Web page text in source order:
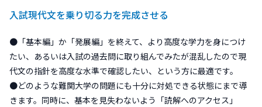
入試現代文を乗り切る力を完成させる
●「基本編」か「発展編」を終えて、より高度な学力を身につけ
たい、あるいは入試の過去問に取り組んでみたが混乱したので現
代文の指針を高度な水準で確認したい、という方に最適です。
●どのような難関大学の問題にも十分に対処できる状態にまで導
きます。同時に、基本を見失わないよう「読解へのアクセス」